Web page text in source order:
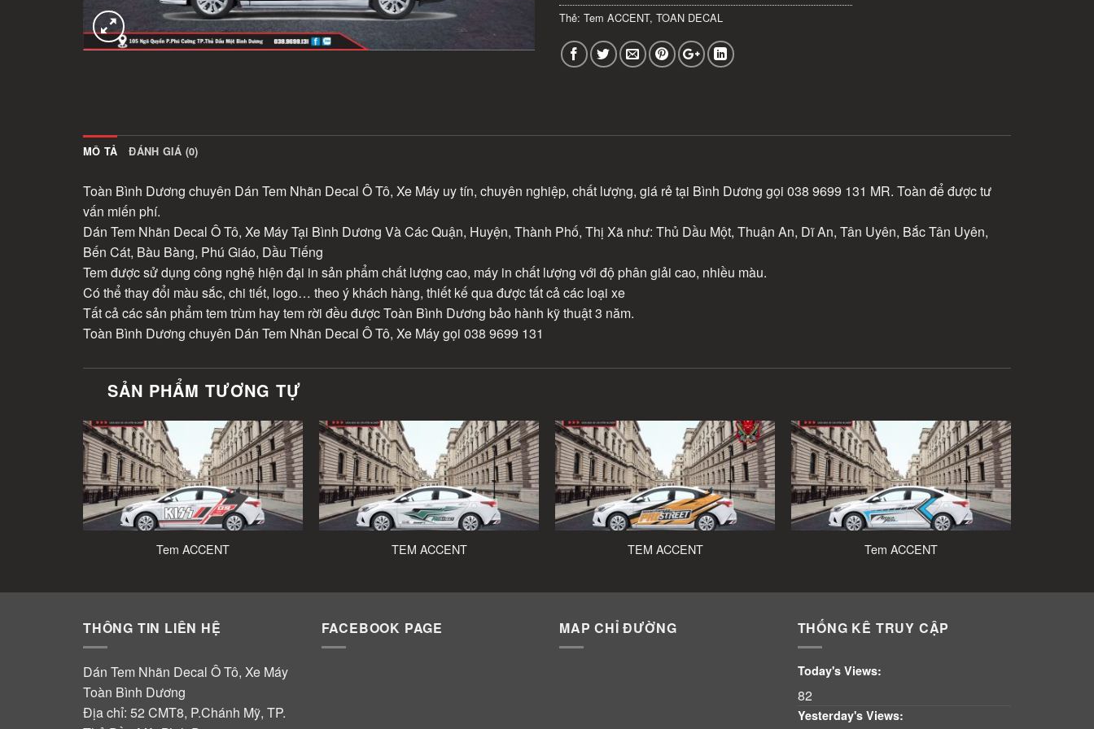
Thẻ: Tem ACCENT, TOAN DECAL
MÔ TẢ ĐÁNH GIÁ (0)
Toàn Bình Dương chuyên Dán Tem Nhãn Decal Ô Tô, Xe Máy uy tín, chuyên nghiệp, chất lượng, giá rẻ tại Bình Dương gọi 038 9699 131 MR. Toàn để được tư
vấn miến phí.
Dán Tem Nhãn Decal Ô Tô, Xe Máy Tại Bình Dương Và Các Quận, Huyện, Thành Phố, Thị Xã như: Thủ Dầu Một, Thuận An, Dĩ An, Tân Uyên, Bắc Tân Uyên,
Bến Cát, Bàu Bàng, Phú Giáo, Dầu Tiếng
Tem được sử dụng công nghệ hiện đại in sản phẩm chất lượng cao, máy in chất lượng với độ phân giải cao, nhiều màu.
Có thể thay đổi màu sắc, chi tiết, logo… theo ý khách hàng, thiết kế qua được tất cả các loại xe
Tất cả các sản phẩm tem trùm hay tem rời đều được Toàn Bình Dương bảo hành kỹ thuật 3 năm.
Toàn Bình Dương chuyên Dán Tem Nhãn Decal Ô Tô, Xe Máy gọi 038 9699 131
SẢN PHẨM TƯƠNG TỰ
Tem ACCENT TEM ACCENT TEM ACCENT Tem ACCENT
THÔNG TIN LIÊN HỆ
Dán Tem Nhãn Decal Ô Tô, Xe Máy
Toàn Bình Dương
Địa chỉ: 52 CMT8, P.Chánh Mỹ, TP.
FACEBOOK PAGE MAP CHỈ ĐƯỜNG THỐNG KÊ TRUY CẬP
Today's Views:
82
Yesterday's Views: